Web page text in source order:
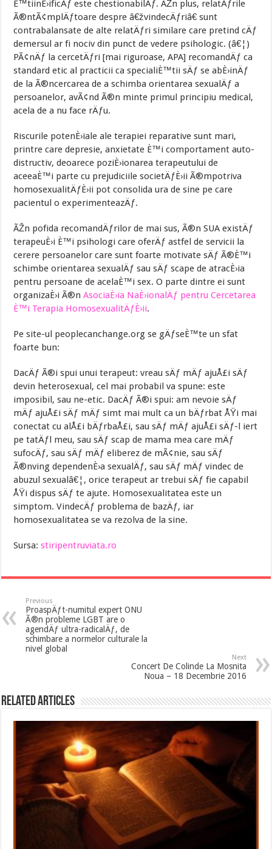
È™tiinÈ›ificÄƒ este chestionabilÄƒ. ÃŽn plus, relatÄƒrile
Ã®ntÃ¢mplÄƒtoare despre â€žvindecÄƒriâ€ sunt
contrabalansate de alte relatÄƒri similare care pretind cÄƒ
demersul ar fi nociv din punct de vedere psihologic. (â€¦)
PÃ¢nÄƒ la cercetÄƒri [mai riguroase, APA] recomandÄƒ ca
standard etic al practicii ca specialiÈ™tii sÄƒ se abÈ›inÄƒ
de la Ã®ncercarea de a schimba orientarea sexualÄƒ a
persoanelor, avÃ¢nd Ã®n minte primul principiu medical,
acela de a nu face rÄƒu.
Riscurile potenÈ›iale ale terapiei reparative sunt mari,
printre care depresie, anxietate È™i comportament auto-
distructiv, deoarece poziÈ›ionarea terapeutului de
aceeaÈ™i parte cu prejudiciile societÄƒÈ›ii Ã®mpotriva
homosexualitÄƒÈ›ii pot consolida ura de sine pe care
pacientul o experimenteazÄƒ.
ÃŽn pofida recomandÄƒrilor de mai sus, Ã®n SUA existÄƒ
terapeuÈ›i È™i psihologi care oferÄƒ astfel de servicii la
cerere persoanelor care sunt foarte motivate sÄƒ Ã®È™i
schimbe orientarea sexualÄƒ sau sÄƒ scape de atracÈ›ia
pentru persoane de acelaÈ™i sex. O parte dintre ei sunt
organizaÈ›i Ã®nAsociaÈ›ia NaÈ›ionalÄƒ pentru Cercetarea
È™i Terapia HomosexualitÄƒÈ›ii.
Pe site-ul peoplecanchange.org se gÄƒseÈ™te un sfat
foarte bun:
DacÄƒ Ã®i spui unui terapeut: vreau sÄƒ mÄƒ ajuÅ£i sÄƒ
devin heterosexual, cel mai probabil va spune: este
imposibil, sau ne-etic. DacÄƒ Ã®i spui: am nevoie sÄƒ
mÄƒ ajuÅ£i sÄƒ mÄƒ simt mai mult ca un bÄƒrbat ÅŸi mai
conectat cu alÅ£i bÄƒrbaÅ£i, sau sÄƒ mÄƒ ajuÅ£i sÄƒ-l iert
pe tatÄƒl meu, sau sÄƒ scap de mama mea care mÄƒ
sufocÄƒ, sau sÄƒ mÄƒ eliberez de mÃ¢nie, sau sÄƒ
Ã®nving dependenÈ›a sexualÄƒ, sau sÄƒ mÄƒ vindec de
abuzul sexualâ€¦, orice terapeut ar trebui sÄƒ fie capabil
ÅŸi dispus sÄƒ te ajute. Homosexualitatea este un
simptom. VindecÄƒ problema de bazÄƒ, iar
homosexualitatea se va rezolva de la sine.
Sursa: stiripentruviata.ro
Previous
ProaspÄƒt-numitul expert ONU
Ã®n probleme LGBT are o
agendÄƒ ultra-radicalÄƒ, de
schimbare a normelor culturale la
nivel global
Next
Concert De Colinde La Mosnita
Noua – 18 Decembrie 2016
Related Articles